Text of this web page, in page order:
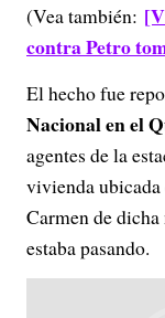
(Vea también:
contra Petro
El hecho fue
Nacional en el
agentes de la
vivienda
Carmen de
estaba pasando.